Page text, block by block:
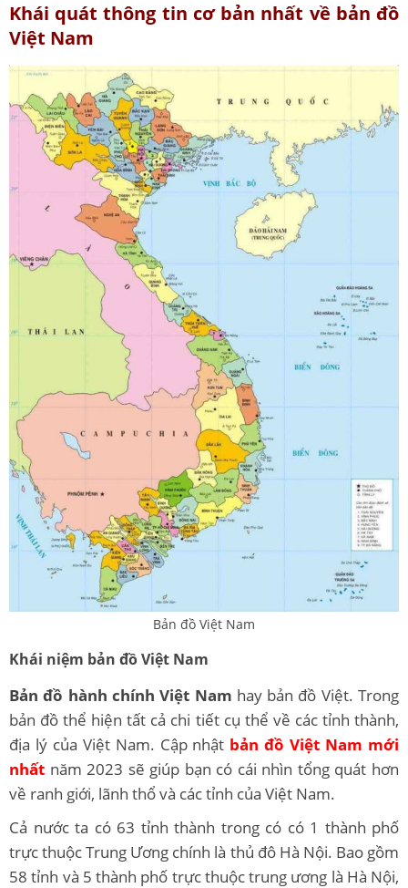
Khái quát thông tin cơ bản nhất về bản đồ
Việt Nam
Bản đồ Việt Nam
Khái niệm bản đồ Việt Nam
Bản đồ hành chính Việt Nam hay bản đồ Việt. Trong
bản đồ thể hiện tất cả chi tiết cụ thể về các tỉnh thành,
địa lý của Việt Nam. Cập nhật bản đồ Việt Nam mới
nhất năm 2023 sẽ giúp bạn có cái nhìn tổng quát hơn
về ranh giới, lãnh thổ và các tỉnh của Việt Nam.
Cả nước ta có 63 tỉnh thành trong có có 1 thành phố
trực thuộc Trung Ương chính là thủ đô Hà Nội. Bao gồm
58 tỉnh và 5 thành phố trực thuộc trung ương là Hà Nội,